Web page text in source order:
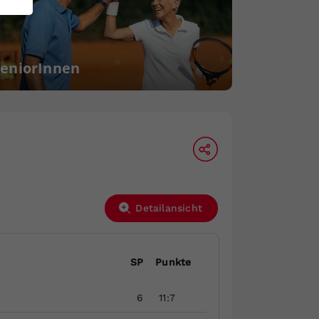
Detailansicht
SP Punkte
6 11:7